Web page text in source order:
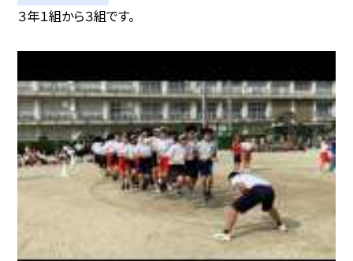
３年１組から３組です。